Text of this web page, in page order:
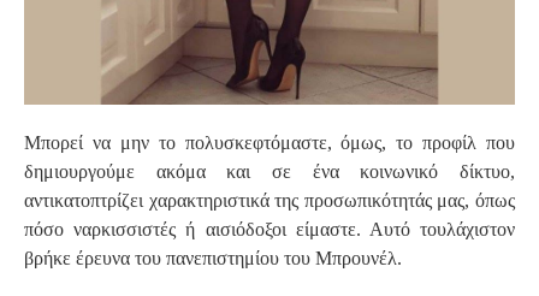
Μπορεί να μην το πολυσκεφτόμαστε, όμως, το προφίλ που
δημιουργούμε ακόμα και σε ένα κοινωνικό δίκτυο,
αντικατοπτρίζει χαρακτηριστικά της προσωπικότητάς μας, όπως
πόσο ναρκισσιστές ή αισιόδοξοι είμαστε. Αυτό τουλάχιστον
βρήκε έρευνα του πανεπιστημίου του Μπρουνέλ.